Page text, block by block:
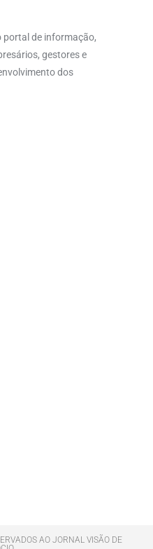
portal de informação,
gestores e
dos
AO JORNAL VISÃO DE